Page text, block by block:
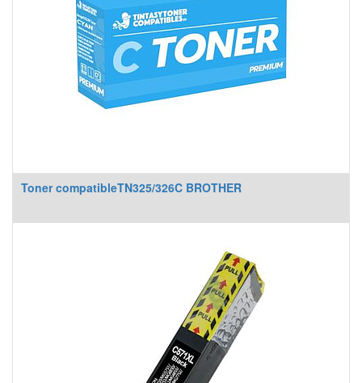
Toner compatibleTN325/326C BROTHER